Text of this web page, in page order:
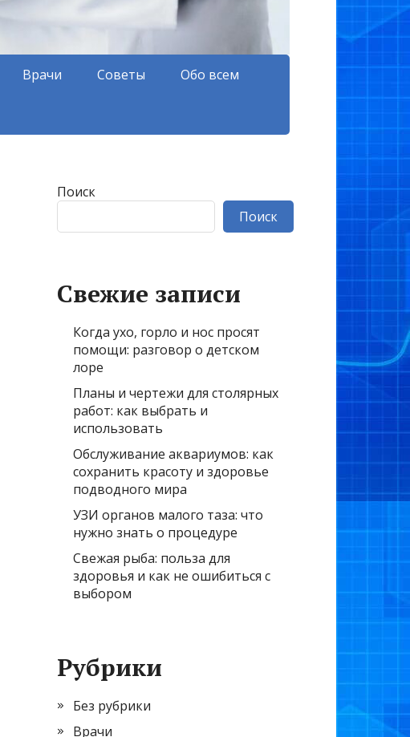
Врачи Советы Обо всем
Поиск
Поиск
Свежие записи
Когда ухо, горло и нос просят
помощи: разговор о детском
лоре
Планы и чертежи для столярных
работ: как выбрать и
использовать
Обслуживание аквариумов: как
сохранить красоту и здоровье
подводного мира
УЗИ органов малого таза: что
нужно знать о процедуре
Свежая рыба: польза для
здоровья и как не ошибиться с
выбором
Рубрики
Без рубрики
Врачи